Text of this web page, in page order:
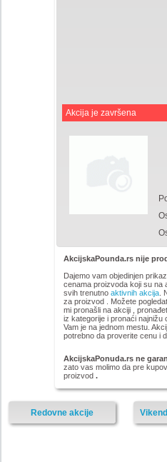
Akcija je završena
AkcijskaPounda.rs nije
Dajemo vam objedinjen
cenama proizvoda koji su na
svih trenutno aktivnih akcija.
za proizvod
. Možete
mi pronašli na akciji
,
iz kategorije i pronaći najnižu
Vam je na jednom mestu.
potrebno da proverite cenu i
AkcijskaPonuda.rs ne
zato vas molimo da pre
proizvod .
Redovne akcije